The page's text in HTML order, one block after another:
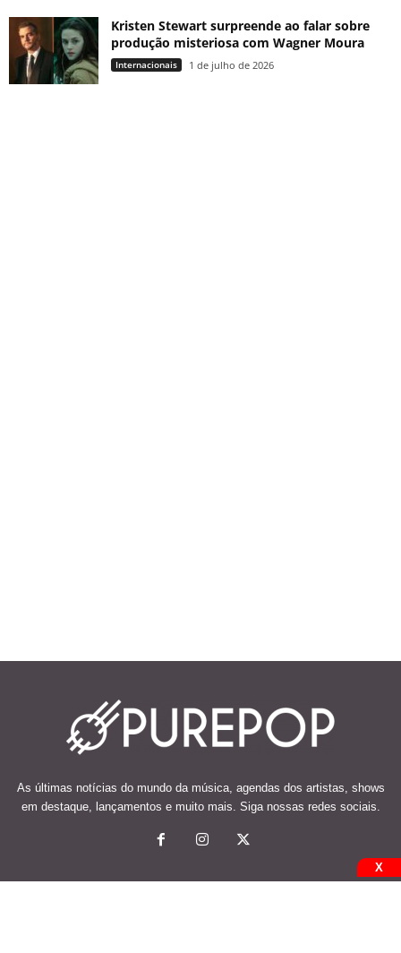
Kristen Stewart surpreende ao falar sobre
produção misteriosa com Wagner Moura
Internacionais 1 de julho de 2026
As últimas notícias do mundo da música, agendas dos artistas, shows
em destaque, lançamentos e muito mais. Siga nossas redes sociais.
X